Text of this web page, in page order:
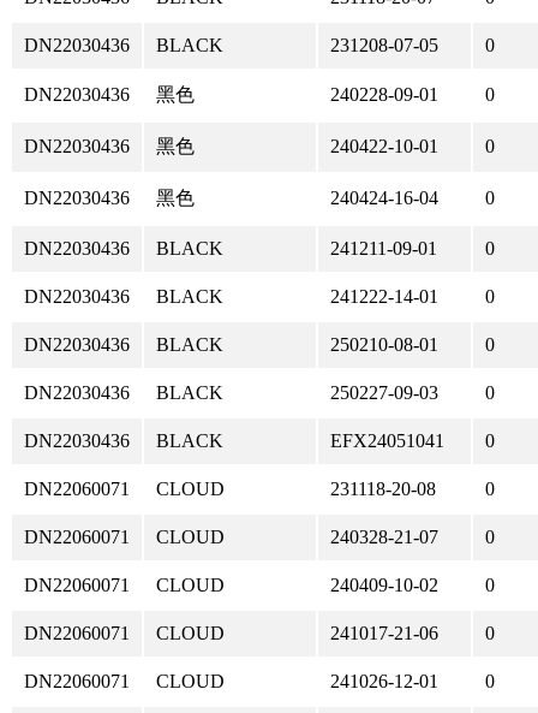
DN22030436 BLACK 231208-07-05 0
DN22030436 黑色 240228-09-01 0
DN22030436 黑色 240422-10-01 0
DN22030436 黑色 240424-16-04 0
DN22030436 BLACK 241211-09-01 0
DN22030436 BLACK 241222-14-01 0
DN22030436 BLACK 250210-08-01 0
DN22030436 BLACK 250227-09-03 0
DN22030436 BLACK EFX24051041 0
DN22060071 CLOUD 231118-20-08 0
DN22060071 CLOUD 240328-21-07 0
DN22060071 CLOUD 240409-10-02 0
DN22060071 CLOUD 241017-21-06 0
DN22060071 CLOUD 241026-12-01 0